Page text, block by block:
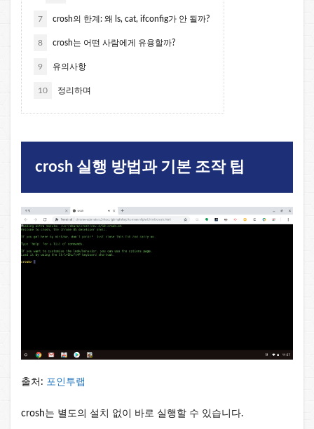
7 crosh의 한계: 왜 ls, cat, ifconfig가 안 될까?
8 crosh는 어떤 사람에게 유용할까?
9 유의사항
10 정리하며
crosh 실행 방법과 기본 조작 팁
출처: 포인투랩
crosh는 별도의 설치 없이 바로 실행할 수 있습니다.